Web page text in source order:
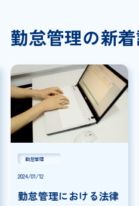
勤怠管理の新
勤怠管理
2024/01/12
勤怠管理における法律